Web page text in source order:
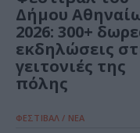
Δήμου
2026: 300+
εκδηλώσεις
γειτονιές της
πόλης
ΦΕΣΤΙΒΑΛ / ΝΕΑ